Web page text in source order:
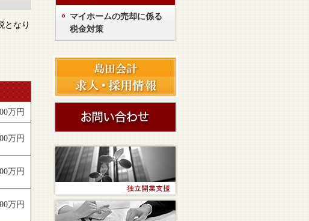
となり
万円
万円
万円
万円
マイホームの売却に係る
税金対策